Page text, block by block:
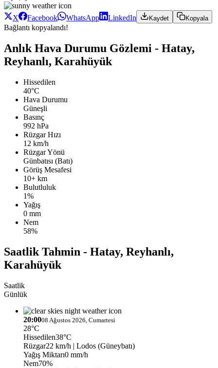
X Facebook WhatsApp LinkedIn Kaydet Kopyala
Bağlantı kopyalandı!
Anlık Hava Durumu Gözlemi - Hatay,
Reyhanlı, Karahüyük
Hissedilen
40°C
Hava Durumu
Güneşli
Basınç
992 hPa
Rüzgar Hızı
12 km/h
Rüzgar Yönü
Günbatısı (Batı)
Görüş Mesafesi
10+ km
Bulutluluk
1%
Yağış
0 mm
Nem
58%
Saatlik Tahmin - Hatay, Reyhanlı,
Karahüyük
Saatlik
Günlük
20:0008 Ağustos 2026, Cumartesi
28°C
Hissedilen38°C
Rüzgar22 km/h | Lodos (Güneybatı)
Yağış Miktarı0 mm/h
Nem70%